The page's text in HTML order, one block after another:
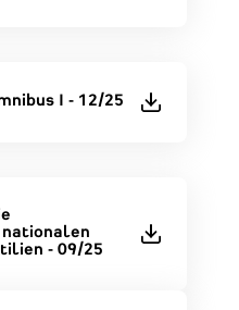
I - 12/25
- 09/25